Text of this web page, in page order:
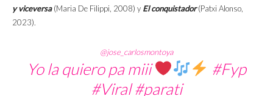
y viceversa(Maria De Filippi, 2008) y El conquistador (Patxi Alonso,
2023).
@jose_carlosmontoya
Yo la quiero pa miii
#Fyp
#Viral #parati